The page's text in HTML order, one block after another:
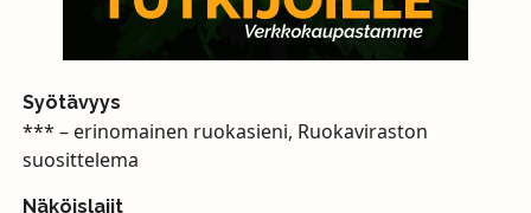
Syötävyys
*** – erinomainen ruokasieni, Ruokaviraston
suosittelema
Näköislajit